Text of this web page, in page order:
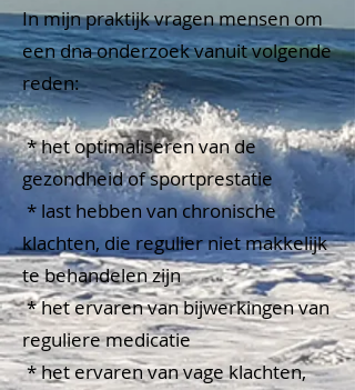
In mijn praktijk vragen mensen om
een dna onderzoek vanuit volgende
reden:
* het optimaliseren van de
gezondheid of sportprestatie
* last hebben van chronische
klachten, die regulier niet makkelijk
te behandelen zijn
* het ervaren van bijwerkingen van
reguliere medicatie
* het ervaren van vage klachten,